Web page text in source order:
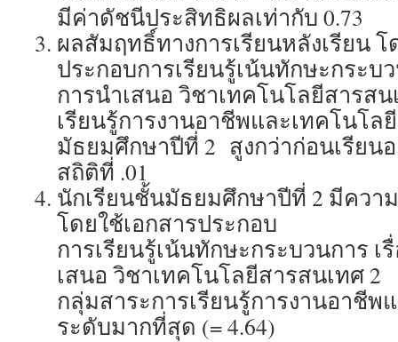
มีค่าดัชนีประสิทธิผลเท่ากับ 0.73
ผลสัมฤทธิ์ทางการเรียนหลังเรียน โ
ประกอบการเรียนรู้เน้นทักษะกระบ
การนำเสนอ วิชาเทคโนโลยีสารส
เรียนรู้การงานอาชีพและเทคโนโล
มัธยมศึกษาปีที่ 2 สูงกว่าก่อนเรียน
สถิติที่ .01
นักเรียนชั้นมัธยมศึกษาปีที่ 2 มีควา
โดยใช้เอกสารประกอบ
การเรียนรู้เน้นทักษะกระบวนการ เ
เสนอ วิชาเทคโนโลยีสารสนเทศ 2
กลุ่มสาระการเรียนรู้การงานอาชีพ
ระดับมากที่สุด (= 4.64)